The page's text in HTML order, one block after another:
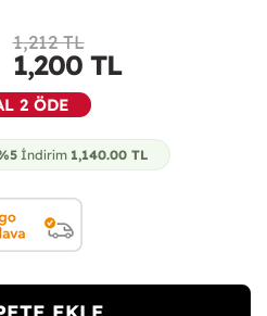
1,212 TL
1,200TL
2 ÖDE
İndirim 1,140.00 TL